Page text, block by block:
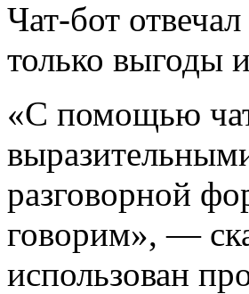
Чат-бот
только выгоды
«С помощью
разговорной
говорим», —
использован